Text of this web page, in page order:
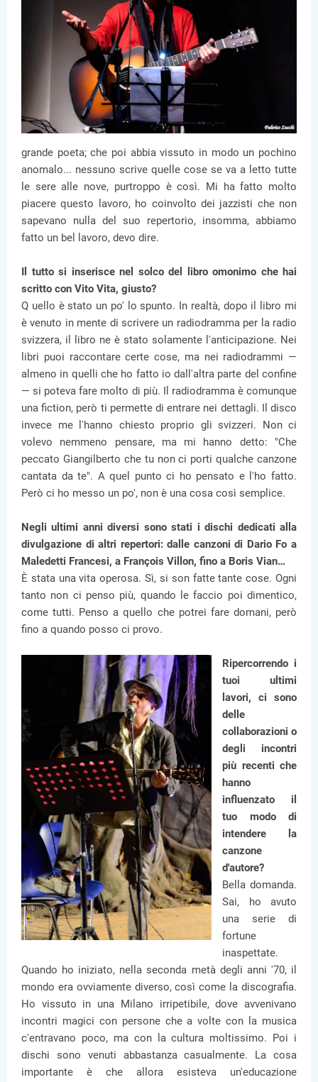
grande poeta; che poi abbia vissuto in modo un pochino
anomalo... nessuno scrive quelle cose se va a letto tutte
le sere alle nove, purtroppo è così. Mi ha fatto molto
piacere questo lavoro, ho coinvolto dei jazzisti che non
sapevano nulla del suo repertorio, insomma, abbiamo
fatto un bel lavoro, devo dire.
Il tutto si inserisce nel solco del libro omonimo che hai
scritto con Vito Vita, giusto?
Q uello è stato un po' lo spunto. In realtà, dopo il libro mi
è venuto in mente di scrivere un radiodramma per la radio
svizzera, il libro ne è stato solamente l'anticipazione. Nei
libri puoi raccontare certe cose, ma nei radiodrammi —
almeno in quelli che ho fatto io dall'altra parte del confine
— si poteva fare molto di più. Il radiodramma è comunque
una fiction, però ti permette di entrare nei dettagli. Il disco
invece me l'hanno chiesto proprio gli svizzeri. Non ci
volevo nemmeno pensare, ma mi hanno detto: "Che
peccato Giangilberto che tu non ci porti qualche canzone
cantata da te". A quel punto ci ho pensato e l'ho fatto.
Però ci ho messo un po', non è una cosa così semplice.
Negli ultimi anni diversi sono stati i dischi dedicati alla
divulgazione di altri repertori: dalle canzoni di Dario Fo a
Maledetti Francesi, a François Villon, fino a Boris Vian…
È stata una vita operosa. Sì, si son fatte tante cose. Ogni
tanto non ci penso più, quando le faccio poi dimentico,
come tutti. Penso a quello che potrei fare domani, però
fino a quando posso ci provo.
Ripercorrendo i
tuoi ultimi
lavori, ci sono
delle
collaborazioni o
degli incontri
più recenti che
hanno
influenzato il
tuo modo di
intendere la
canzone
d'autore?
Bella domanda.
Sai, ho avuto
una serie di
fortune
inaspettate.
Quando ho iniziato, nella seconda metà degli anni '70, il
mondo era ovviamente diverso, così come la discografia.
Ho vissuto in una Milano irripetibile, dove avvenivano
incontri magici con persone che a volte con la musica
c'entravano poco, ma con la cultura moltissimo. Poi i
dischi sono venuti abbastanza casualmente. La cosa
importante è che allora esisteva un'educazione